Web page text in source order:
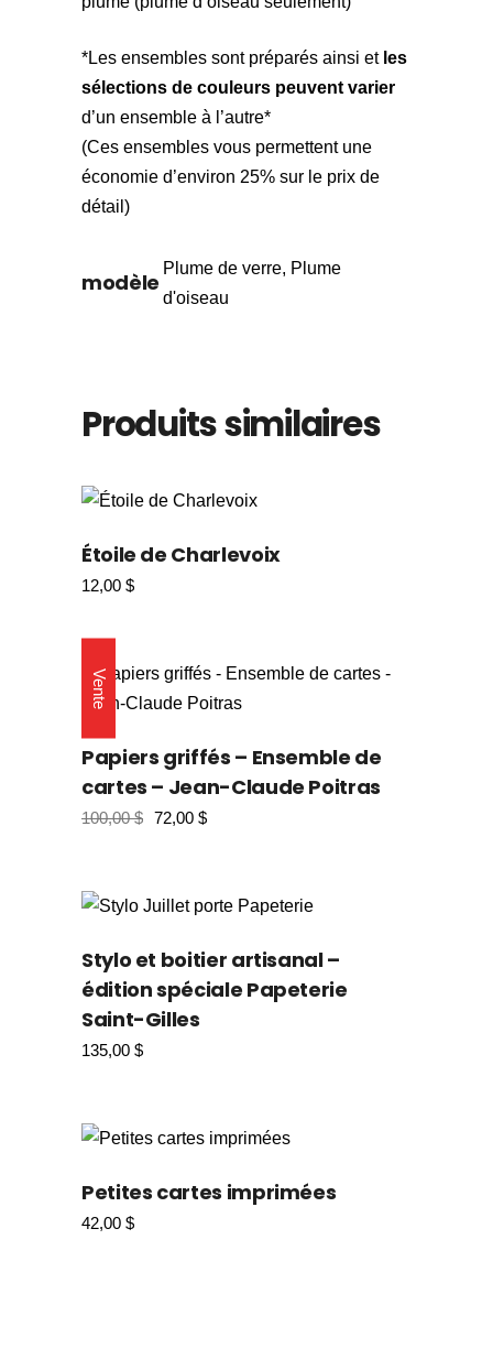
*Les ensembles sont préparés ainsi etles
sélections de couleurs peuvent varier
d’un ensemble à l’autre*
(Ces ensembles vous permettent une
économie d’environ 25% sur le prix de
détail)
modèle
Plume de verre, Plume
d'oiseau
Produits similaires
Étoile de Charlevoix
12,00 $
Vente
Papiers griffés – Ensemble de
cartes – Jean-Claude Poitras
100,00$
Le
100,00 $.
72,00 $
Le
72,00 $.
Stylo et boitier artisanal –
édition spéciale Papeterie
Saint-Gilles
135,00 $
Petites cartes imprimées
42,00 $